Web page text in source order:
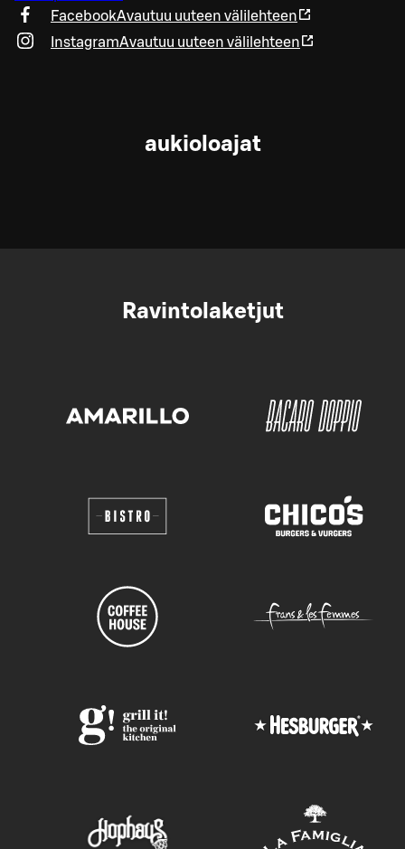
FacebookAvautuu uuteen välilehteen
InstagramAvautuu uuteen välilehteen
aukioloajat
Ravintolaketjut